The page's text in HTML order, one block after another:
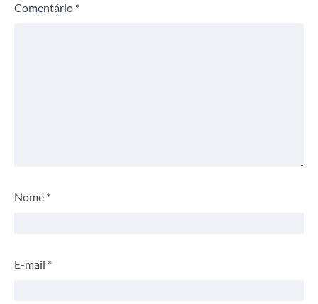
Comentário *
Nome *
E-mail *